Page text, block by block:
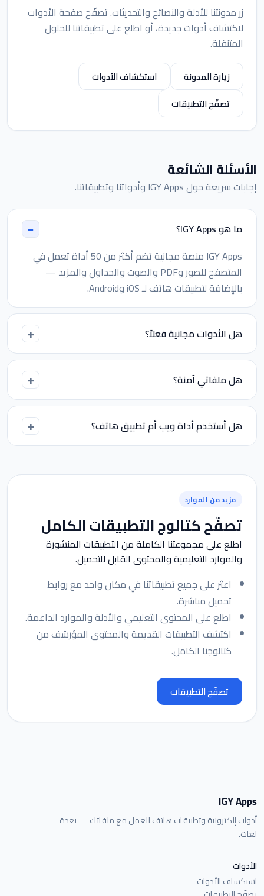
زر مدونتنا للأدلة والنصائح والتحديثات. تصفّح صفحة الأدوات
لاكتشاف أدوات جديدة، أو اطلع على تطبيقاتنا للحلول
المتنقلة.
زيارة المدونة
استكشاف الأدوات
تصفّح التطبيقات
الأسئلة الشائعة
إجابات سريعة حول IGY Apps وأدواتنا وتطبيقاتنا.
ما هو IGY Apps؟
IGY Apps منصة مجانية تضم أكثر من 50 أداة تعمل في
المتصفح للصور وPDF والصوت والجداول والمزيد —
بالإضافة لتطبيقات هاتف لـ iOS وAndroid.
هل الأدوات مجانية فعلاً؟
هل ملفاتي آمنة؟
هل أستخدم أداة ويب أم تطبيق هاتف؟
مزيد من الموارد
تصفّح كتالوج التطبيقات الكامل
اطلع على مجموعتنا الكاملة من التطبيقات المنشورة
والموارد التعليمية والمحتوى القابل للتحميل.
اعثر على جميع تطبيقاتنا في مكان واحد مع روابط
تحميل مباشرة.
اطلع على المحتوى التعليمي والأدلة والموارد الداعمة.
اكتشف التطبيقات القديمة والمحتوى المؤرشف من
كتالوجنا الكامل.
تصفّح التطبيقات
IGY Apps
أدوات إلكترونية وتطبيقات هاتف للعمل مع ملفاتك — بعدة
لغات.
الأدوات
استكشاف الأدوات